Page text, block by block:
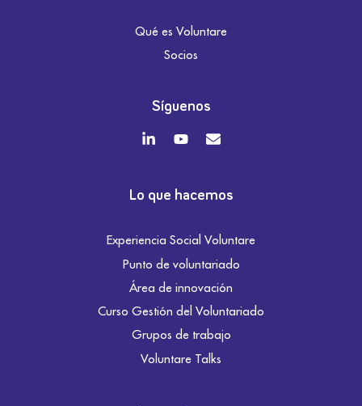
Qué es Voluntare
Socios
Síguenos
Lo que hacemos
Experiencia Social Voluntare
Punto de voluntariado
Área de innovación
Curso Gestión del Voluntariado
Grupos de trabajo
Voluntare Talks